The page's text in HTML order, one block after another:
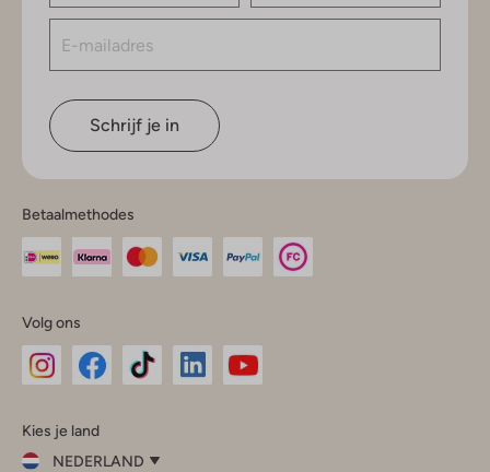
Schrijf je in
Betaalmethodes
Volg ons
InstagramFacebook
Kies je land
NEDERLAND